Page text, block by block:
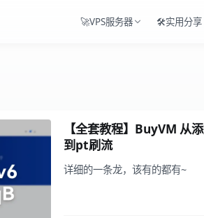
🚀VPS服务器 🛠️实用分享
【全套教程】BuyVM
到pt刷流
详细的一条龙，该有的都有~